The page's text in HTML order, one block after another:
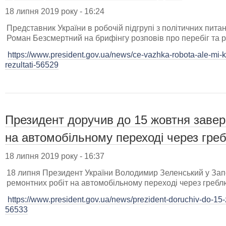
18 липня 2019 року - 16:24
Представник України в робочій підгрупі з політичних
Роман Безсмертний на брифінгу розповів про перебіг та
https://www.president.gov.ua/news/ce-vazhka-robota-ale-
rezultati-56529
Президент доручив до 15 жовтня
на автомобільному переході через
18 липня 2019 року - 16:37
18 липня Президент України Володимир Зеленський у
ремонтних робіт на автомобільному переході через
https://www.president.gov.ua/news/prezident-doruchiv-do-
56533